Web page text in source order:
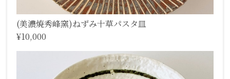
(美濃焼秀峰窯)ねずみ十草パスタ皿
¥10,000